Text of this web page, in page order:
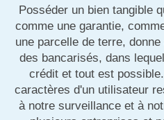
Posséder un bien tangible
comme une garantie,
une parcelle de terre,
des bancarisés, dans
crédit et tout est
caractères d'un utilisateur
à notre surveillance et à